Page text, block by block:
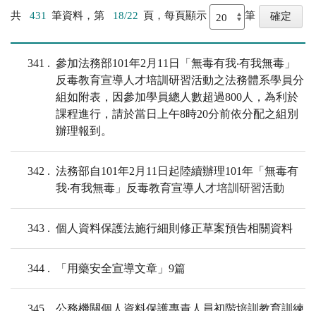
共 431 筆資料，第 18/22 頁，每頁顯示 筆
341
參加法務部101年2月11日「無毒有我‧有我無毒」
反毒教育宣導人才培訓研習活動之法務體系學員分
組如附表，因參加學員總人數超過800人，為利於
課程進行，請於當日上午8時20分前依分配之組別
辦理報到。
342
法務部自101年2月11日起陸續辦理101年「無毒有
我‧有我無毒」反毒教育宣導人才培訓研習活動
343 個人資料保護法施行細則修正草案預告相關資料
344 「用藥安全宣導文章」9篇
345 公務機關個人資料保護專責人員初階培訓教育訓練